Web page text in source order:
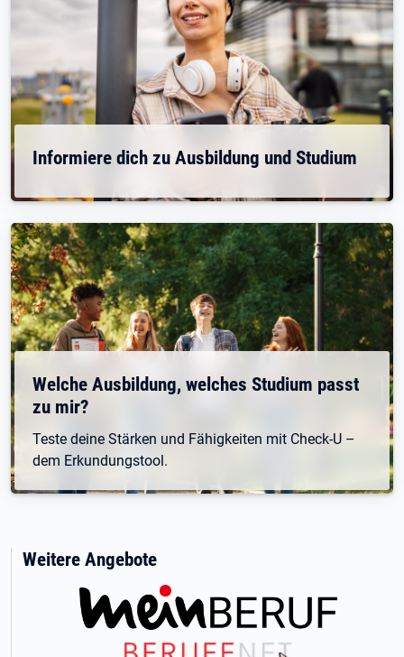
Informiere dich zu Ausbildung und Studium
Welche Ausbildung, welches Studium passt
zu mir?
Teste deine Stärken und Fähigkeiten mit Check-U –
dem Erkundungstool.
Weitere Angebote